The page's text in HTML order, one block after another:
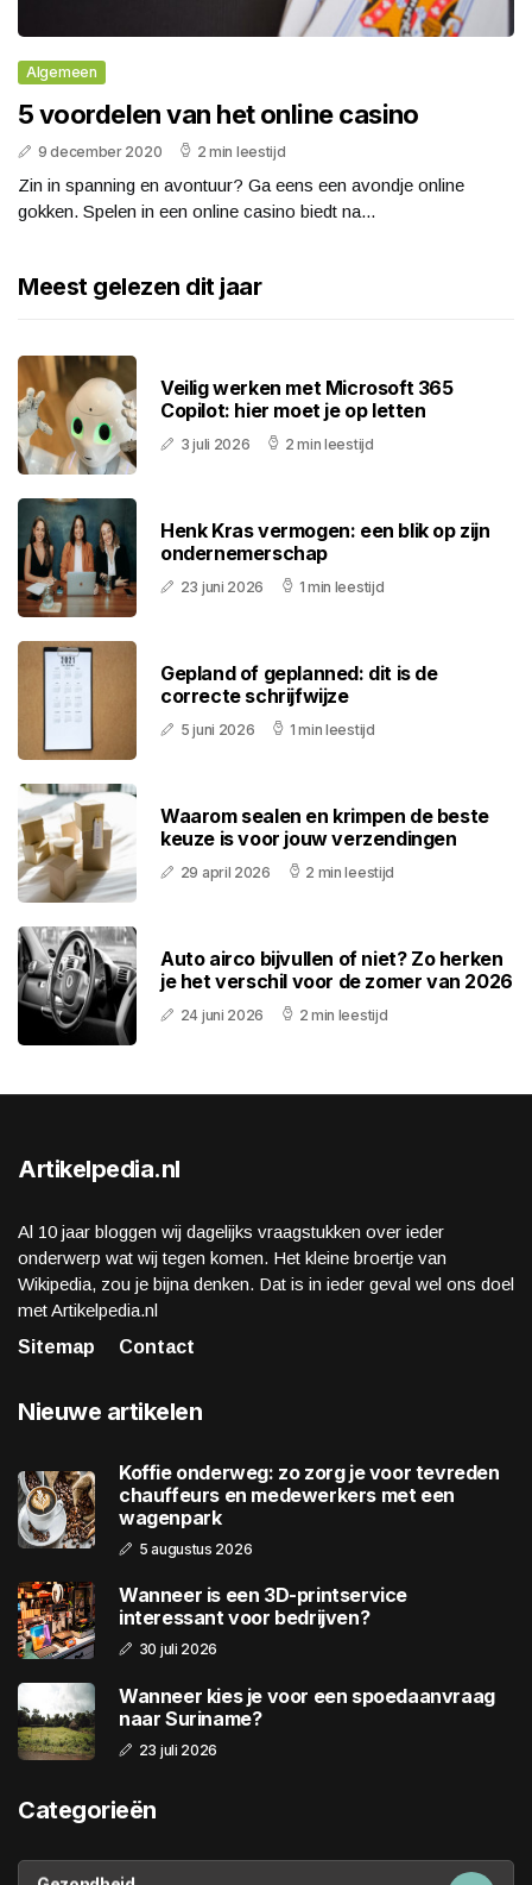
Algemeen
5 voordelen van het online casino
9 december 2020 2 min leestijd
Zin in spanning en avontuur? Ga eens een avondje online
gokken. Spelen in een online casino biedt na...
Meest gelezen dit jaar
Veilig werken met Microsoft 365
Copilot: hier moet je op letten
3 juli 2026 2 min leestijd
Henk Kras vermogen: een blik op zijn
ondernemerschap
23 juni 2026 1 min leestijd
Gepland of geplanned: dit is de
correcte schrijfwijze
5 juni 2026 1 min leestijd
Waarom sealen en krimpen de beste
keuze is voor jouw verzendingen
29 april 2026 2 min leestijd
Auto airco bijvullen of niet? Zo herken
je het verschil voor de zomer van 2026
24 juni 2026 2 min leestijd
Artikelpedia.nl
Al 10 jaar bloggen wij dagelijks vraagstukken over ieder
onderwerp wat wij tegen komen. Het kleine broertje van
Wikipedia, zou je bijna denken. Dat is in ieder geval wel ons doel
met Artikelpedia.nl
Sitemap
Contact
Nieuwe artikelen
Koffie onderweg: zo zorg je voor tevreden
chauffeurs en medewerkers met een
wagenpark
5 augustus 2026
Wanneer is een 3D-printservice
interessant voor bedrijven?
30 juli 2026
Wanneer kies je voor een spoedaanvraag
naar Suriname?
23 juli 2026
Categorieën